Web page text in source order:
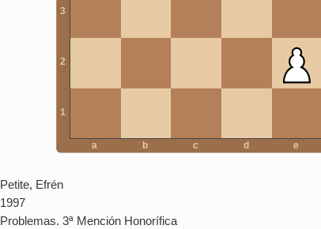
3
2
1
a b c d e
Petite, Efrén
1997
Problemas. 3ª Mención Honorífica